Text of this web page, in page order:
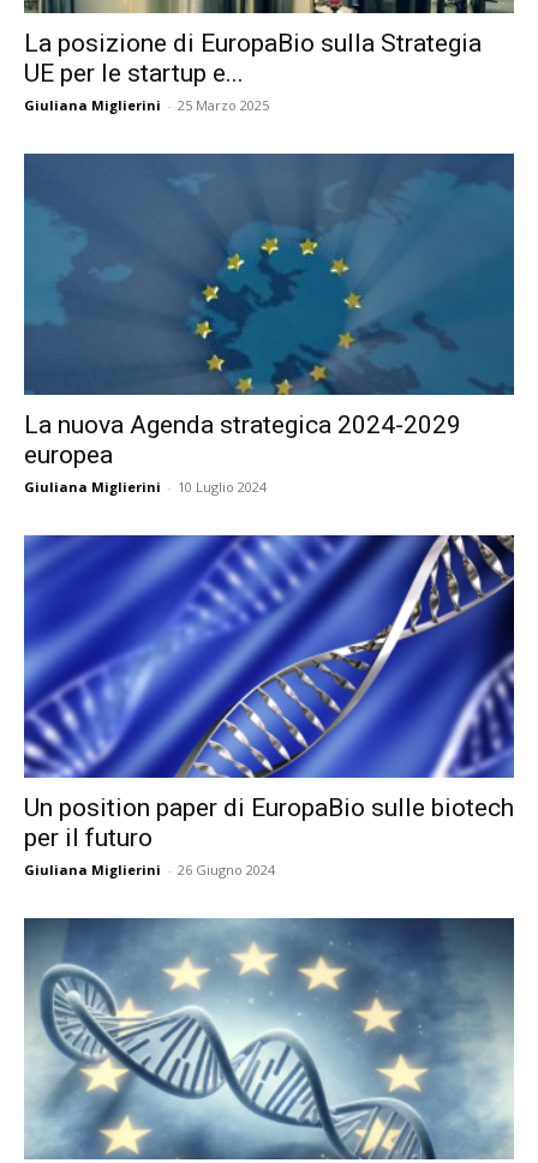
La posizione di EuropaBio sulla Strategia
UE per le startup e...
Giuliana Miglierini - 25 Marzo 2025
La nuova Agenda strategica 2024-2029
europea
Giuliana Miglierini - 10 Luglio 2024
Un position paper di EuropaBio sulle biotech
per il futuro
Giuliana Miglierini - 26 Giugno 2024